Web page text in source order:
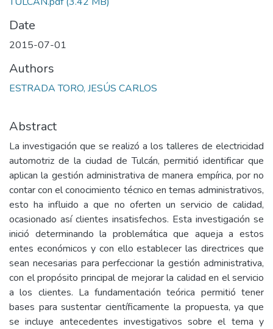
Date
2015-07-01
Authors
ESTRADA TORO, JESÚS CARLOS
Abstract
La investigación que se realizó a los talleres de electricidad
automotriz de la ciudad de Tulcán, permitió identificar que
aplican la gestión administrativa de manera empírica, por no
contar con el conocimiento técnico en temas administrativos,
esto ha influido a que no oferten un servicio de calidad,
ocasionado así clientes insatisfechos. Esta investigación se
inició determinando la problemática que aqueja a estos
entes económicos y con ello establecer las directrices que
sean necesarias para perfeccionar la gestión administrativa,
con el propósito principal de mejorar la calidad en el servicio
a los clientes. La fundamentación teórica permitió tener
bases para sustentar científicamente la propuesta, ya que
se incluye antecedentes investigativos sobre el tema y